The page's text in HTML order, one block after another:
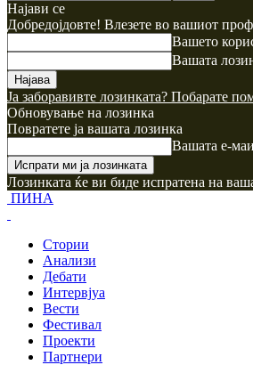
Најави се
Добредојдовте! Влезете во вашиот
Вашето
Вашата
Ја заборавивте лозинката? Побарате
Обновување на лозинка
Повратете ја вашата лозинка
Вашата е-
Лозинката ќе ви биде испратена на
ПИНА
Стории
Анализи
Дебати
Интервјуа
Вести
Фестивал
Проекти
Партнери